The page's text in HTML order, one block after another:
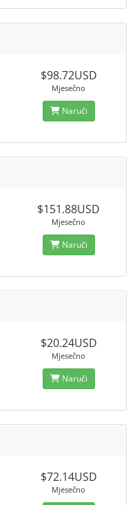
$98.72USD
Mjesečno
Naruči
$151.88USD
Mjesečno
Naruči
$20.24USD
Mjesečno
Naruči
$72.14USD
Mjesečno